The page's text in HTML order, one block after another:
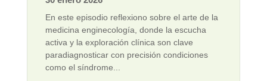
En este episodio reflexiono sobre el arte de la
medicina enginecología, donde la escucha
activa y la exploración clínica son clave
paradiagnosticar con precisión condiciones
como el síndrome...